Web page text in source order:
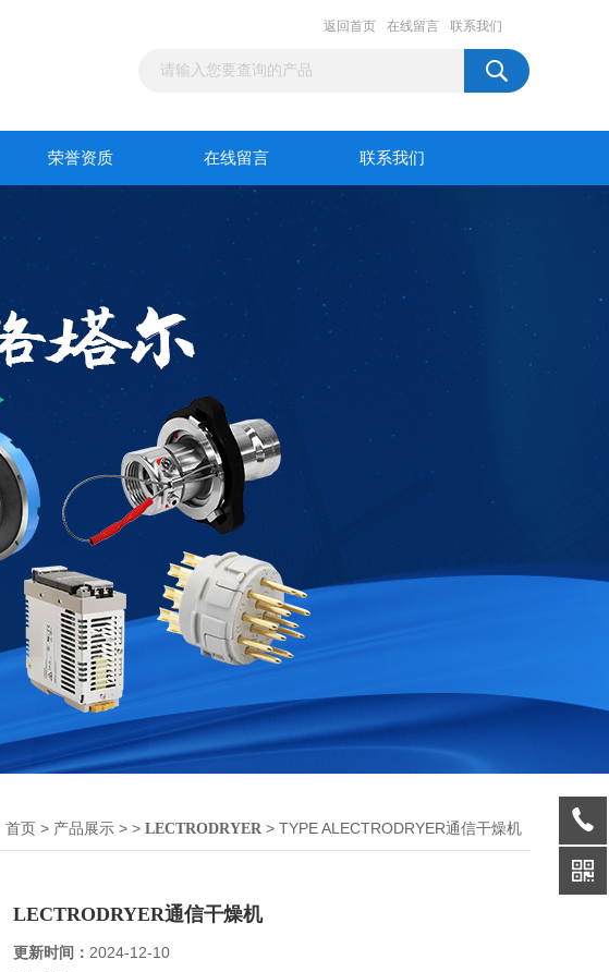
返回首页 在线留言 联系我们
荣誉资质 在线留言 联系我们
首页 > 产品展示 > > LECTRODRYER > TYPE ALECTRODRYER通信干燥机
LECTRODRYER通信干燥机
更新时间： 2024-12-10